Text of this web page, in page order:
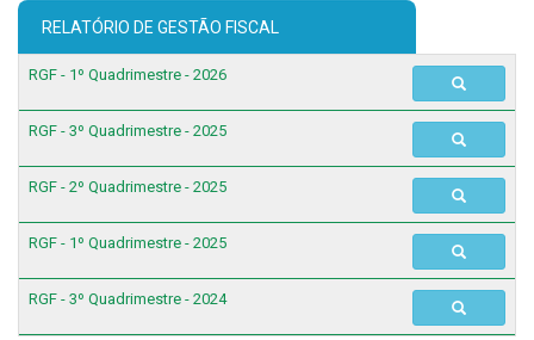
RELATÓRIO DE GESTÃO FISCAL
RGF - 1º Quadrimestre - 2026
RGF - 3º Quadrimestre - 2025
RGF - 2º Quadrimestre - 2025
RGF - 1º Quadrimestre - 2025
RGF - 3º Quadrimestre - 2024